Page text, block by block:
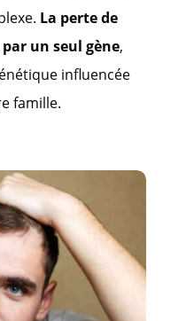
La perte de
un seul gène,
influencée
famille.